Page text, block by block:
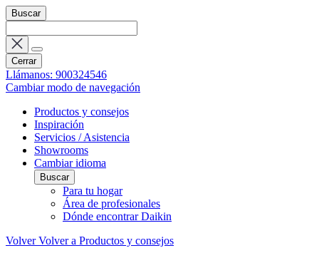
Buscar
Cerrar
Llámanos: 900324546
Cambiar modo de navegación
Productos y consejos
Inspiración
Servicios / Asistencia
Showrooms
Cambiar idioma
Buscar
Para tu hogar
Área de profesionales
Dónde encontrar Daikin
Volver Volver a Productos y consejos